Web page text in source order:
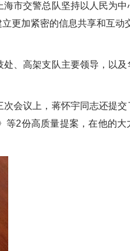
市交警总队坚持以人民为
更加紧密的信息共享和互动
、高架支队主要领导，以
会议上，蒋怀宇同志还提
等2份高质量提案，在他的